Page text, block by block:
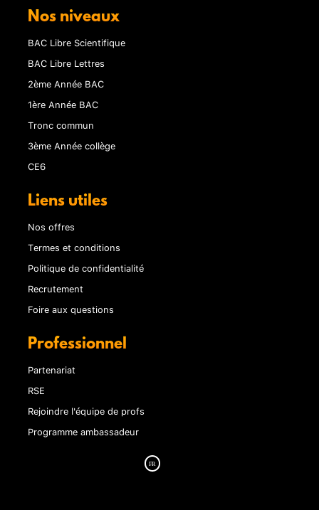
Nos niveaux
BAC Libre Scientifique
BAC Libre Lettres
2ème Année BAC
1ère Année BAC
Tronc commun
3ème Année collège
CE6
Liens utiles
Nos offres
Termes et conditions
Politique de confidentialité
Recrutement
Foire aux questions
Professionnel
Partenariat
RSE
Rejoindre l'équipe de profs
Programme ambassadeur